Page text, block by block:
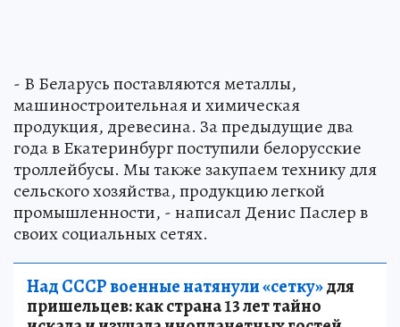
- В Беларусь поставляются металлы,
машиностроительная и химическая
продукция, древесина. За предыдущие два
года в Екатеринбург поступили белорусские
троллейбусы. Мы также закупаем технику для
сельского хозяйства, продукцию легкой
промышленности, - написал Денис Паслер в
своих социальных сетях.
Над СССР военные натянули «сетку»для
пришельцев: как страна 13 лет тайно